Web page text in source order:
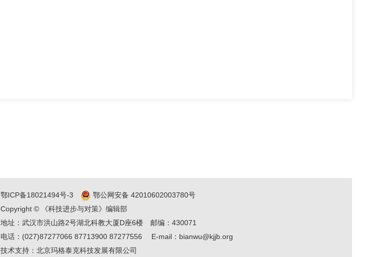
鄂ICP备18021494号-3
鄂公网安备 42010602003780号
Copyright © 《科技进步与对策》编辑部
地址：武汉市洪山路2号湖北科教大厦D座6楼 邮编：430071
电话：(027)87277066 87713900 87277556
E-mail：bianwu@kjjb.org
技术支持： 北京玛格泰克科技发展有限公司